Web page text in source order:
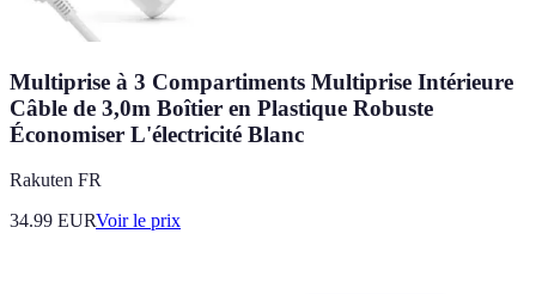
Multiprise à 3 Compartiments Multiprise Intérieure
Câble de 3,0m Boîtier en Plastique Robuste
Économiser L'électricité Blanc
Rakuten FR
34.99 EURVoir le prix